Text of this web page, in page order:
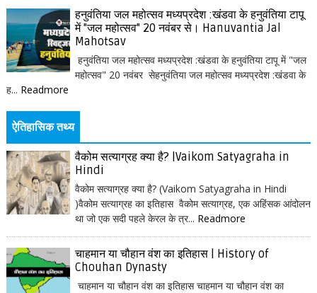
हनुवंतिया जल महोत्सव मध्यप्रदेश :खंडवा के हनुवंतिया टापू
में "जल महोत्सव" 20 नवंबर से। Hanuvantia Jal
Mahotsav
हनुवंतिया जल महोत्सव मध्यप्रदेश :खंडवा के हनुवंतिया टापू में "जल
महोत्सव" 20 नवंबर सेहनुवंतिया जल महोत्सव मध्यप्रदेश :खंडवा के
ह... Readmore
ऐतिहासिक तथ्य
वैकोम सत्याग्रह क्या है? |Vaikom Satyagraha in
Hindi
वैकोम सत्याग्रह क्या है? (Vaikom Satyagraha in Hindi
)वैकोम सत्याग्रह का इतिहास वैकोम सत्याग्रह, एक अहिंसक आंदोलन
था जो एक सदी पहले केरल के त्र... Readmore
चाहमान या चौहान वंश का इतिहास | History of
Chouhan Dynasty
चाहमान या चौहान वंश का इतिहास चाहमान या चौहान वंश का